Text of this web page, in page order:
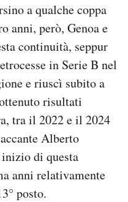
a qualche coppa
anni, però, Genoa e
continuità, seppur
in Serie B nel
e riuscì subito a
risultati
tra il 2022 e il 2024
Alberto
di questa
anni relativamente
posto.